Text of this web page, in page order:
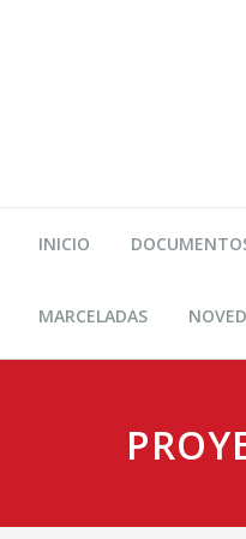
INICIO
MARCELADAS